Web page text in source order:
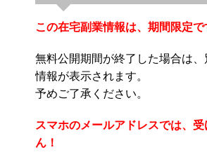
この在宅副業情報は、期間限定で
無料公開期間が終了した場合は
情報が表示されます。
予めご了承ください。
スマホのメールアドレスでは、
ん！